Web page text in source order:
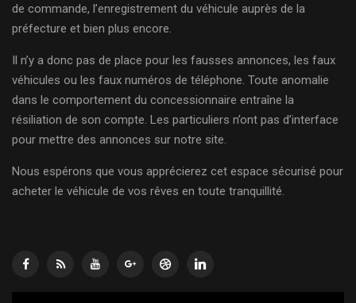
de commande, l’enregistrement du véhicule auprès de la
préfecture et bien plus encore.
Il n’y a donc pas de place pour les fausses annonces, les faux
véhicules ou les faux numéros de téléphone. Toute anomalie
dans le comportement du concessionnaire entraîne la
résiliation de son compte. Les particuliers n’ont pas d’interface
pour mettre des annonces sur notre site.
Nous espérons que vous apprécierez cet espace sécurisé pour
acheter le véhicule de vos rêves en toute tranquillité.